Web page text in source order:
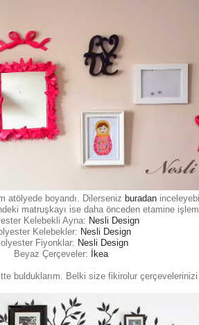
atölyede boyandı. Dilerseniz buradan
matruşkayı ise daha önceden etamine
Kelebekli Ayna: Nesli Design
Kelebekler: Nesli Design
Fiyonklar: Nesli Design
Beyaz Çerçeveler:
İkea
bulduklarım. Belki size fikirolur